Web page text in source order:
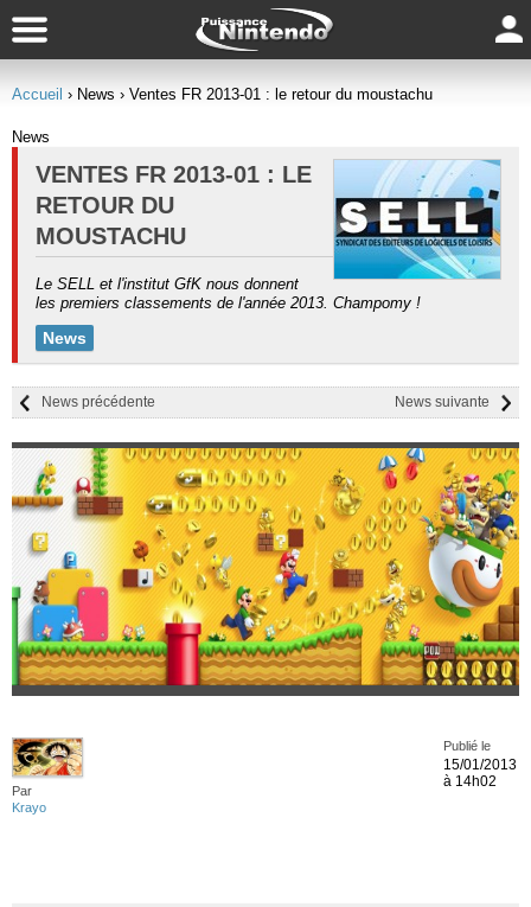
Accueil › News › Ventes FR 2013-01 : le retour du moustachu
News
VENTES FR 2013-01 : LE
RETOUR DU
MOUSTACHU
Le SELL et l'institut GfK nous donnent
les premiers classements de l'année 2013. Champomy !
News
News suivante
News précédente
Par
Krayo
Publié le
15/01/2013
à 14h02